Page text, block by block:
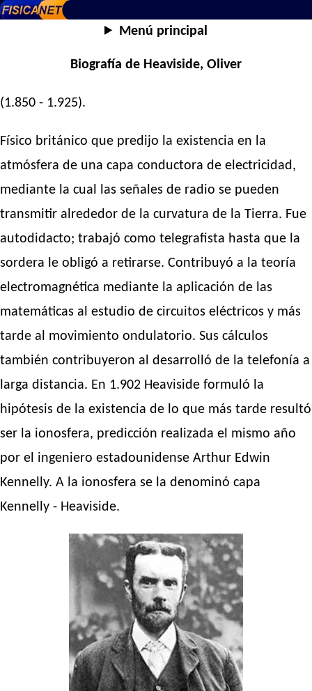
Menú principal
Biografía de Heaviside, Oliver
(1.850 - 1.925).
Físico británico que predijo la existencia en la
atmósfera de una capa conductora de electricidad,
mediante la cual las señales de radio se pueden
transmitir alrededor de la curvatura de la Tierra. Fue
autodidacto; trabajó como telegrafista hasta que la
sordera le obligó a retirarse. Contribuyó a la teoría
electromagnética mediante la aplicación de las
matemáticas al estudio de circuitos eléctricos y más
tarde al movimiento ondulatorio. Sus cálculos
también contribuyeron al desarrolló de la telefonía a
larga distancia. En 1.902 Heaviside formuló la
hipótesis de la existencia de lo que más tarde resultó
ser la ionosfera, predicción realizada el mismo año
por el ingeniero estadounidense Arthur Edwin
Kennelly. A la ionosfera se la denominó capa
Kennelly - Heaviside.